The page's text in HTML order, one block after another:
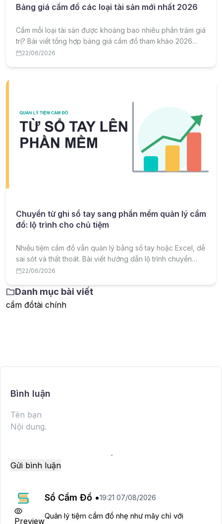
Bảng giá cầm đồ các loại tài sản mới nhất 2026
Cầm mỗi loại tài sản được khoảng bao nhiêu phần trăm giá
trị? Bài viết tổng hợp bảng giá cầm đồ tham khảo 2026
theo từng loại tài sản và lưu ý để cầm được giá tốt.
22/06/2026
Chuyển từ ghi sổ tay sang phần mềm quản lý cầm
đồ: lộ trình cho chủ tiệm
Nhiều tiệm cầm đồ vẫn quản lý bằng sổ tay hoặc Excel, dễ
sai sót và thất thoát. Bài viết hướng dẫn lộ trình chuyển
sang phần mềm quản lý cầm đồ một cách hiệu quả, ít rủi
22/06/2026
Danh mục bài viết
cầm đồtài chính
Bình luận
Gửi bình luận
Preview
Sổ Cầm Đồ •19:21 07/08/2026
Quản lý tiệm cầm đồ nhẹ như mây chỉ với